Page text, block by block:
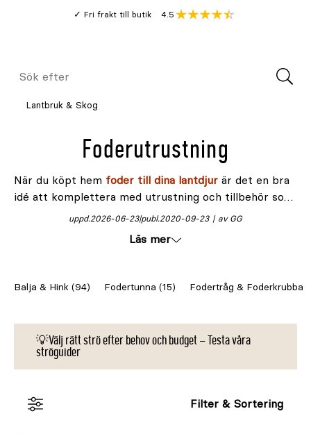
Fri frakt till butik
Genomsnitt
4.5
Meny
Sök
Lantbruk & Skog
Foderutrustning
När du köpt hem foder till dina lantdjur är det en bra
idé att komplettera med utrustning och tillbehör som
underlättar utfodringen av djuren. Vi har allt till stall
publ.2020-09-23
uppd.2026-06-23 av GG
Läs mer
Balja & Hink (94) Fodertunna (15) Fodertråg & Foderkrubba
💡Välj rätt strö efter behov och budget – Testa våra
ströguider
Filter & Sortering